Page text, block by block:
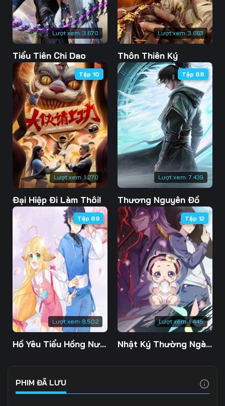
Lượt xem: 3.670
Tiểu Tiên Chi Dao
Lượt xem: 3.663
Thôn Thiên Ký
Lượt xem: 1.270
Tập 10
Đại Hiệp Đi Làm Thôi!
Lượt xem: 7.439
Tập 88
Thương Nguyên Đồ
Lượt xem: 8.502
Tập 89
Hồ Yêu Tiểu Hồng Nương
Lượt xem:1.445
Tập 12
Nhật Ký Thường Ngày Của Tiên Vương Phần 5
PHIM ĐÃ LƯU